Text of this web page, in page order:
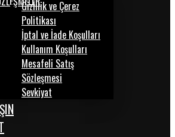
Gizlilik ve Çerez
Politikası
İptal ve İade Koşulları
Kullanım Koşulları
Mesafeli Satış
Sözleşmesi
Sevkiyat